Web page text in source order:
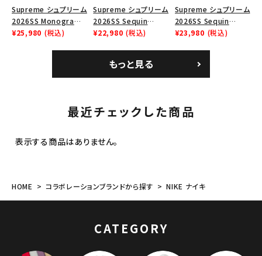
Supreme シュプリーム
2026SS Monogram
Crusher Hat モノグラ
¥25,980 (税込)
Supreme シュプリーム
2026SS Sequin
Denim Classic Logo
6パネルキャップ インデ
ィゴ
¥22,980 (税込)
Supreme シュプリーム
2026SS Sequin
Denim Classic Logo
6パネルキャップ ナチュ
ラル
¥23,980 (税込)
もっと見る
最近チェックした商品
表示する商品はありません。
HOME コラボレーションブランドから探す NIKE ナイキ
CATEGORY